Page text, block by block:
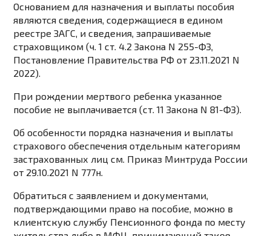
Основанием для назначения и выплаты пособия
являются сведения, содержащиеся в едином
реестре ЗАГС, и сведения, запрашиваемые
страховщиком (ч. 1 ст. 4.2 Закона N 255-ФЗ,
Постановление Правительства РФ от 23.11.2021 N
2022).
При рождении мертвого ребенка указанное
пособие не выплачивается (ст. 11 Закона N 81-ФЗ).
Об особенности порядка назначения и выплаты
страхового обеспечения отдельным категориям
застрахованных лиц см. Приказ Минтруда России
от 29.10.2021 N 777н.
Обратиться с заявлением и документами,
подтверждающими право на пособие, можно в
клиентскую службу Пенсионного фонда по месту